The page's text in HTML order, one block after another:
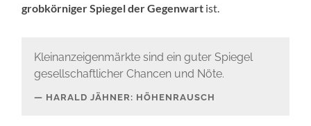
grobkörniger Spiegel der Gegenwart ist.
Kleinanzeigenmärkte sind ein guter Spiegel
gesellschaftlicher Chancen und Nöte.
HARALD JÄHNER: HÖHENRAUSCH